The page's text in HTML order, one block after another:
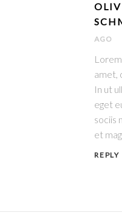
AGO
amet,
In ut
eget
sociis
et
REPLY